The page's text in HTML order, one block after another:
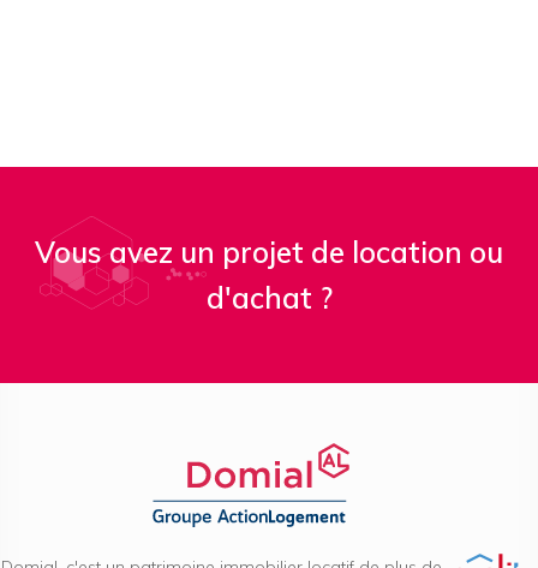
Vous avez un projet de location ou
d'achat ?